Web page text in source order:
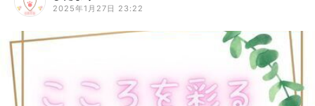
2025年1月27日 23:22